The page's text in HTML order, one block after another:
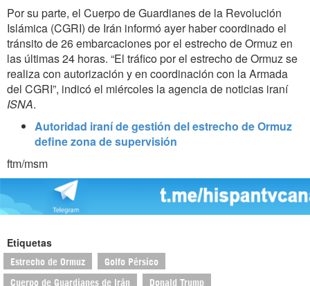
Por su parte, el Cuerpo de Guardianes de la Revolución
Islámica (CGRI) de Irán informó ayer haber coordinado el
tránsito de 26 embarcaciones por el estrecho de Ormuz en
las últimas 24 horas. “El tráfico por el estrecho de Ormuz se
realiza con autorización y en coordinación con la Armada
del CGRI”, indicó el miércoles la agencia de noticias iraní
ISNA.
Autoridad iraní de gestión del estrecho de Ormuz
define zona de supervisión
ftm/msm
Etiquetas
Estrecho de Ormuz Golfo Pérsico
Cuerpo de Guardianes de Irán Donald Trump